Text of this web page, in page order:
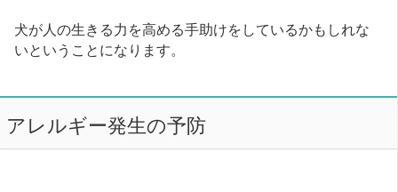
犬が人の生きる力を高める手助けをしているかもしれな
いということになります。
アレルギー発生の予防